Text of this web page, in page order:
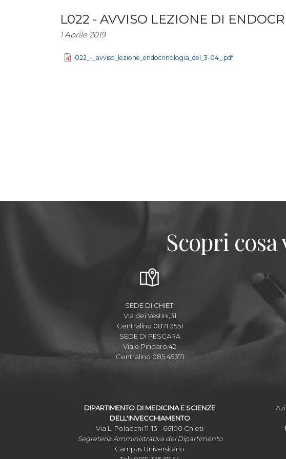
L022 - AVVISO LEZIONE DI
1 Aprile 2019
l022_-_avviso_lezione_endocrinologia_del_3-04_.pdf
Scopri
SEDE DI CHIETI
Via dei Vestini,31
Centralino 0871.3551
SEDE DI PESCARA
Viale Pindaro,42
Centralino 085.45371
DIPARTIMENTO DI MEDICINA E SCIENZE
DELL'INVECCHIAMENTO
Via L. Polacchi 11-13 - 66100 Chieti
Segreteria Amministrativa del Dipartimento
Campus Universitario